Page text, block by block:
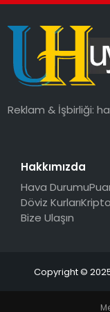
MAGAZIN
YAŞAM
Reklam & İşbirliği:
Hakkımızda
Hava Durumu
Döviz Kurları
Bize Ulaşın
Copyright © 2025